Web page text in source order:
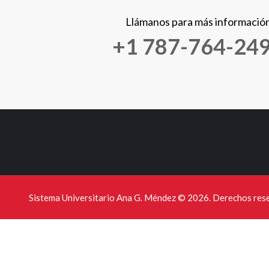
Llámanos para más
+1 787-764-
Sistema Universitario Ana G. Méndez © 2026. Derechos